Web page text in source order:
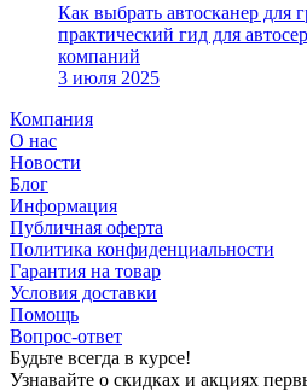
Как выбрать автосканер для
практический гид для
компаний
3 июля 2025
Компания
О нас
Новости
Блог
Информация
Публичная оферта
Политика конфиденциальности
Гарантия на товар
Условия доставки
Помощь
Вопрос-ответ
Будьте всегда в курсе!
Узнавайте о скидках и акциях